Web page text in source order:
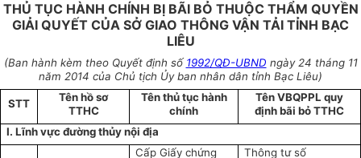
THỦ TỤC HÀNH CHÍNH BỊ BÃI BỎ THUỘC THẨM QUYỀN
GIẢI QUYẾT CỦA SỞ GIAO THÔNG VẬN TẢI TỈNH BẠC
LIÊU
(Ban hành kèm theo Quyết định số 1992/QĐ-UBND ngày 24 tháng 11
năm 2014 của Chủ tịch Ủy ban nhân dân tỉnh Bạc Liêu)
STT
Tên hồ sơ
TTHC
Tên thủ tục hành
chính
Tên VBQPPL quy
định bãi bỏ TTHC
I. Lĩnh vực đường thủy nội địa
Cấp Giấy chứng
Thông tư số